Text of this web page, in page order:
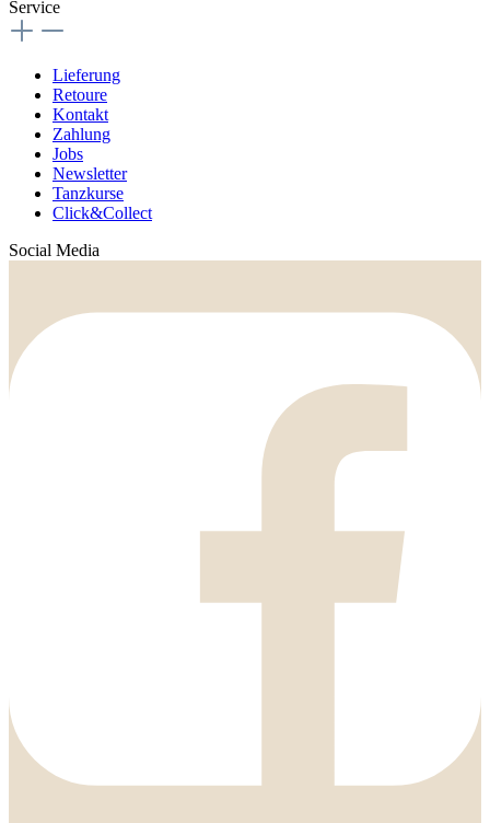
Service
Lieferung
Retoure
Kontakt
Zahlung
Jobs
Newsletter
Tanzkurse
Click&Collect
Social Media